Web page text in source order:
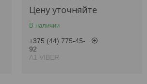
Цену уточняйте
В наличии
+375 (44) 775-45-
92
А1 VIBER